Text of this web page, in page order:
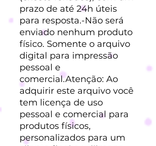
prazo de até 24h úteis
para resposta.-Não será
enviado nenhum produto
físico. Somente o arquivo
digital para impressão
pessoal e
comercial.Atenção: Ao
adquirir este arquivo você
tem licença de uso
pessoal e comercial para
produtos físicos,
personalizados para um